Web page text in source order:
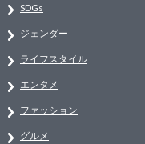
SDGs
ジェンダー
ライフスタイル
エンタメ
ファッション
グルメ